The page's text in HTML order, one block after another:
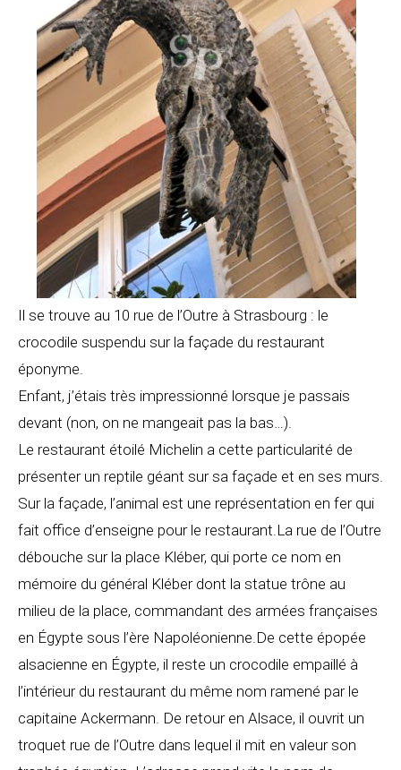
Il se trouve au 10 rue de l’Outre à Strasbourg : le
crocodile suspendu sur la façade du restaurant
éponyme.
Enfant, j’étais très impressionné lorsque je passais
devant (non, on ne mangeait pas la bas…).
Le restaurant étoilé Michelin a cette particularité de
présenter un reptile géant sur sa façade et en ses murs.
Sur la façade, l’animal est une représentation en fer qui
fait office d’enseigne pour le restaurant.La rue de l’Outre
débouche sur la place Kléber, qui porte ce nom en
mémoire du général Kléber dont la statue trône au
milieu de la place, commandant des armées françaises
en Égypte sous l’ère Napoléonienne.De cette épopée
alsacienne en Égypte, il reste un crocodile empaillé à
l’intérieur du restaurant du même nom ramené par le
capitaine Ackermann. De retour en Alsace, il ouvrit un
troquet rue de l’Outre dans lequel il mit en valeur son